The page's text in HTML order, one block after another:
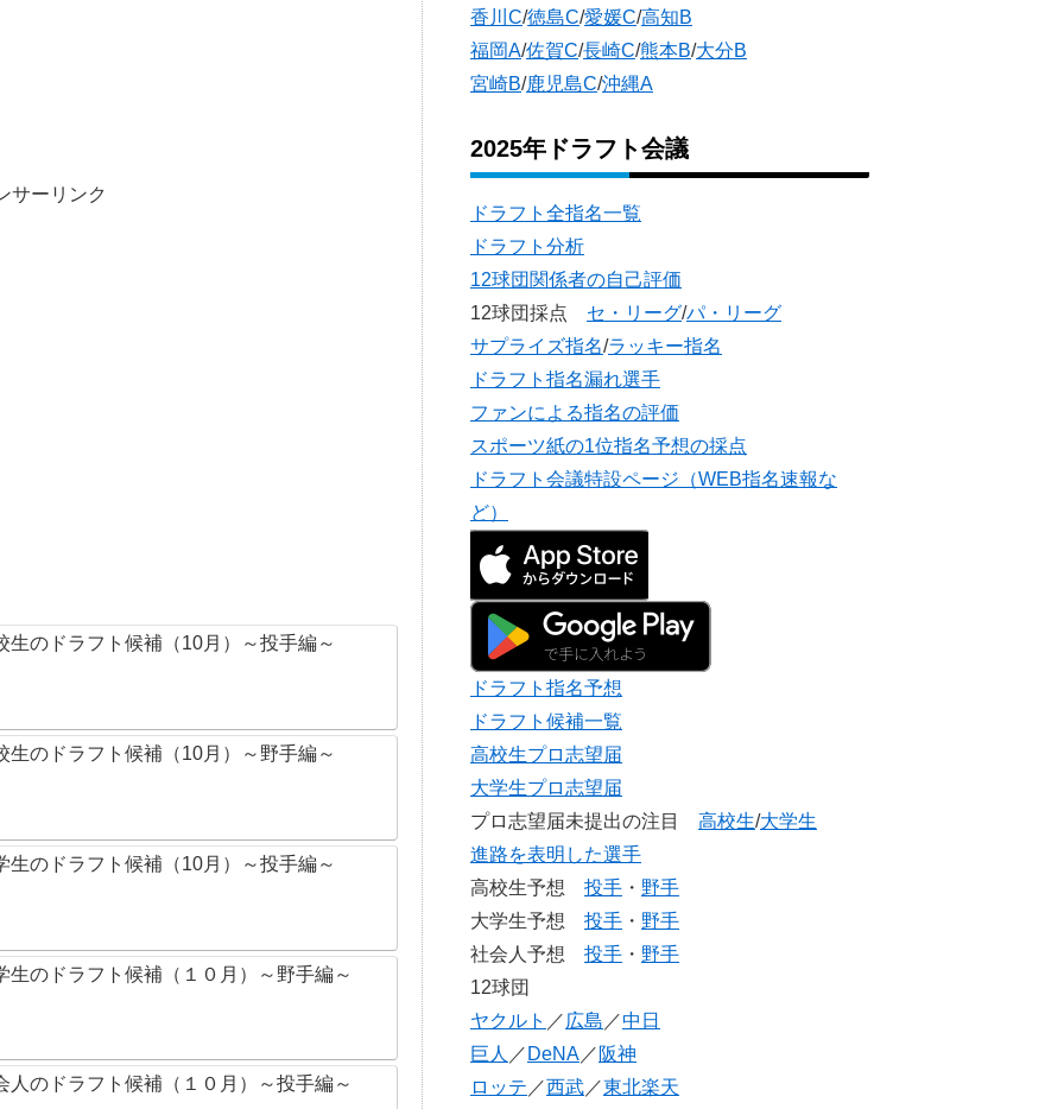
サーリンク
生のドラフト候補（10月）～投手編～
生のドラフト候補（10月）～野手編～
生のドラフト候補（10月）～投手編～
生のドラフト候補（１０月）～野手編～
人のドラフト候補（１０月）～投手編～
香川C/徳島C/愛媛C/高知B
福岡A/佐賀C/長崎C/熊本B/大分B
宮崎B/鹿児島C/沖縄A
2025年ドラフト会議
ドラフト全指名一覧
ドラフト分析
12球団関係者の自己評価
12球団採点 セ・リーグ/パ・リーグ
サプライズ指名/ラッキー指名
ドラフト指名漏れ選手
ファンによる指名の評価
スポーツ紙の1位指名予想の採点
ドラフト会議特設ページ（WEB指名速報な
ど）
ドラフト指名予想
ドラフト候補一覧
高校生プロ志望届
大学生プロ志望届
プロ志望届未提出の注目 高校生/大学生
進路を表明した選手
高校生予想 投手 ・ 野手
大学生予想 投手 ・ 野手
社会人予想 投手 ・ 野手
12球団
ヤクルト ／ 広島 ／中日
巨人 ／ DeNA ／ 阪神
ロッテ ／西武 ／東北楽天